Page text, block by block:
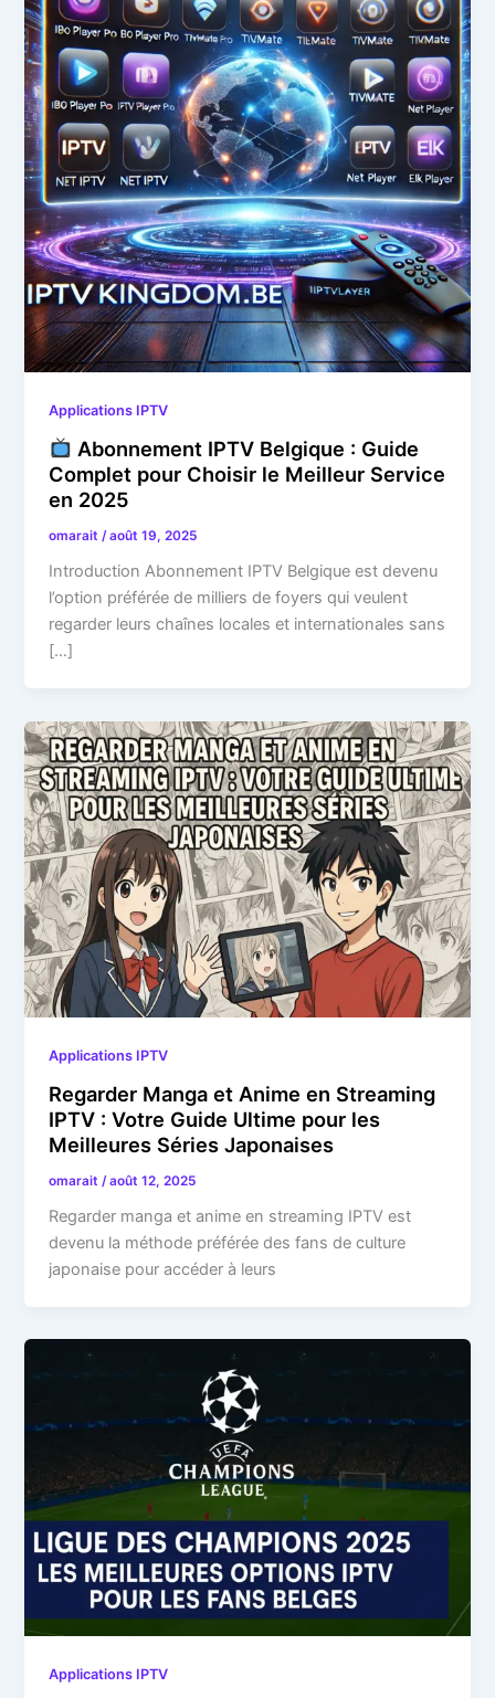
Applications IPTV
Abonnement IPTV Belgique : Guide
Complet pour Choisir le Meilleur Service
en 2025
omarait /août 19, 2025
Introduction Abonnement IPTV Belgique est devenu
l’option préférée de milliers de foyers qui veulent
regarder leurs chaînes locales et internationales sans
[…]
Applications IPTV
Regarder Manga et Anime en Streaming
IPTV : Votre Guide Ultime pour les
Meilleures Séries Japonaises
omarait /août 12, 2025
Regarder manga et anime en streaming IPTV est
devenu la méthode préférée des fans de culture
japonaise pour accéder à leurs
Applications IPTV